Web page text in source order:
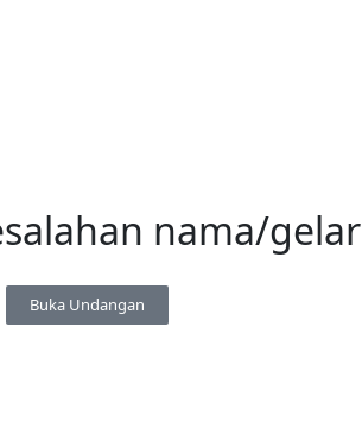
nama/gelar
Buka Undangan